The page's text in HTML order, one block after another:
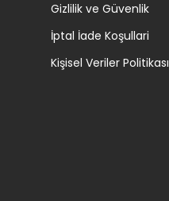
Gizlilik ve Güvenlik
İptal İade Koşullari
Kişisel Veriler Politikası